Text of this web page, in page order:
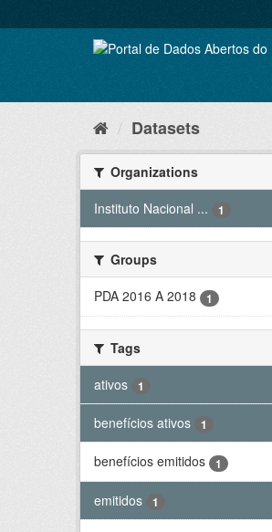
to
Datasets
Organizations
Instituto Nacional ...
1
Groups
PDA 2016 A 2018
1
Tags
ativos
1
benefícios ativos 1
benefícios emitidos 1
emitidos 1